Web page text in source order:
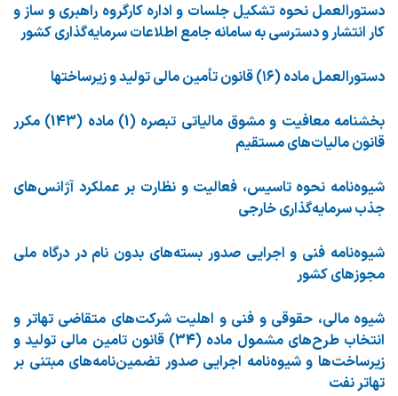
دستورالعمل نحوه تشکیل جلسات و اداره کارگروه راهبری و ساز و
کار انتشار و دسترسی به سامانه جامع اطلاعات سرمایه‌گذاری کشور
دستورالعمل ماده (۱۶) قانون تأمین مالی تولید و زیرساختها
بخشنامه معافیت و مشوق مالیاتی تبصره (1) ماده (143) مکرر
قانون مالیات‌های مستقیم
شیوه‌نامه نحوه تاسیس، فعالیت و نظارت بر عملکرد آژانس‌های
جذب سرمایه‌گذاری خارجی
شیوه‌نامه فنی و اجرایی صدور بسته‌های بدون نام در درگاه ملی
مجوزهای کشور
شیوه مالی، حقوقی و فنی و اهلیت شرکت‌های متقاضی تهاتر و
انتخاب طرح‌های مشمول ماده (34) قانون تامین مالی تولید و
زیرساخت‌ها و شیوه‌نامه اجرایی صدور تضمین‌نامه‌های مبتنی بر
تهاتر نفت